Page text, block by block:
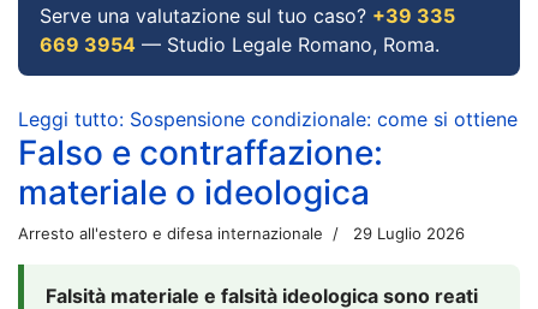
Serve una valutazione sul tuo caso? +39 335
669 3954 — Studio Legale Romano, Roma.
Leggi tutto: Sospensione condizionale: come si ottiene
Falso e contraffazione:
materiale o ideologica
Arresto all'estero e difesa internazionale 29 Luglio 2026
Falsità materiale e falsità ideologica sono reati